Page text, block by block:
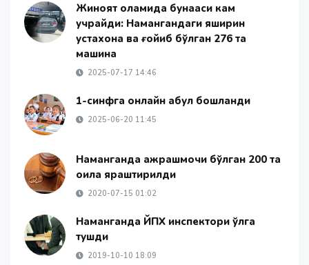
Жиноят оламида бунақаси кам
учрайди: Намангандаги яширин
устахона ва ғойиб бўлган 276 та
машина
2025-07-17 14:46
1-синфга онлайн қабул бошланди
2025-06-20 11:45
Наманганда ажрашмоқчи бўлган 200 та
оила яраштирилди
2020-07-15 01:02
Наманганда ЙПХ инспектори қўлга
тушди
2019-10-10 18:09